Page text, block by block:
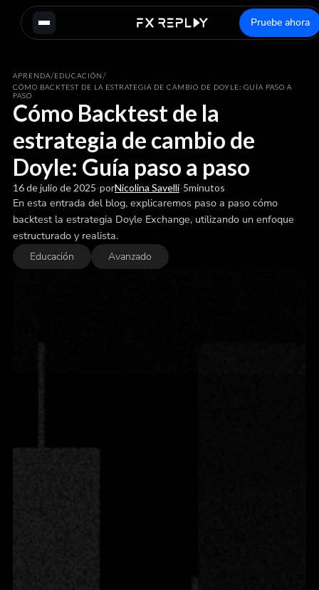
Pruebe ahora
APRENDA/EDUCACIÓN/
CÓMO BACKTEST DE LA ESTRATEGIA DE CAMBIO DE DOYLE: GUÍA PASO A
PASO
Cómo Backtest de la
estrategia de cambio de
Doyle: Guía paso a paso
16 de julio de 2025-porNicolina Savelli-5minutos
En esta entrada del blog, explicaremos paso a paso cómo
backtest la estrategia Doyle Exchange, utilizando un enfoque
estructurado y realista.
Educación Avanzado